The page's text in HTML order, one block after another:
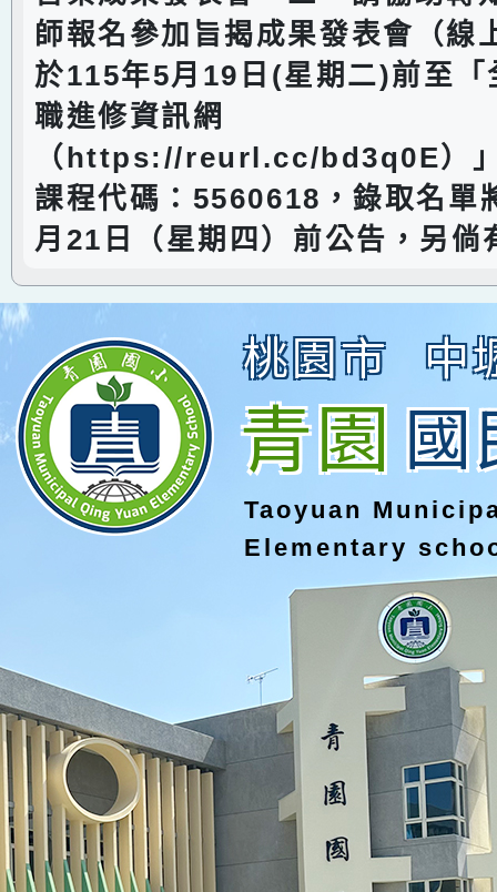
師報名參加旨揭成果發表會（線
於115年5月19日(星期二)前至「
職進修資訊網
（https://reurl.cc/bd3q0E）
課程代碼：5560618，錄取名單
月21日（星期四）前公告，另倘
桃園市 中
青園國
Taoyuan
Elementary